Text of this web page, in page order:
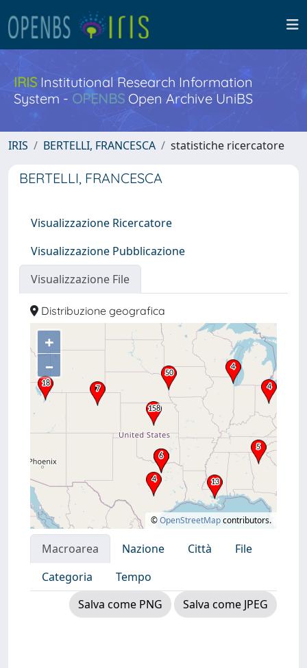
IRISInstitutional Research Information
System - OPENBS Open Archive UniBS
IRIS BERTELLI, FRANCESCA statistiche ricercatore
BERTELLI, FRANCESCA
Visualizzazione Ricercatore
Visualizzazione Pubblicazione
Visualizzazione File
Distribuzione geografica
+
–
©OpenStreetMapcontributors.
Macroarea Nazione Città
File
Categoria
Tempo
Salva come PNG
Salva come JPEG